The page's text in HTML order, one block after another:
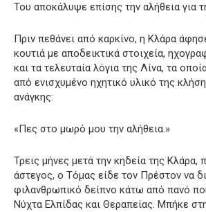
Του αποκάλυψε επίσης την αλήθεια για
Πριν πεθάνει από καρκίνο, η Κλάρα
κουτιά με αποδεικτικά στοιχεία,
και τα τελευταία λόγια της Λίνα, τα
από ενισχυμένο ηχητικό υλικό της
ανάγκης:
«Πες στο μωρό μου την αλήθεια.»
Τρεις μήνες μετά την κηδεία της Κλάρα,
άστεγος, ο Τόμας είδε τον Πρέστον να
φιλανθρωπικό δείπνο κάτω από πανό
Νύχτα Ελπίδας και Θεραπείας. Μπήκε